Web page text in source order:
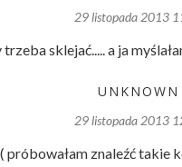
29 listopada 2013
sklejać..... a ja
UNKNOWN
29 listopada 2013
próbowałam znaleźć takie